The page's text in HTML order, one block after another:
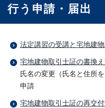
行う申請・届出
法定講習の受講と宅地建
宅地建物取引士証の書換
氏名の変更（氏名と住所
申請
宅地建物取引士証の再交